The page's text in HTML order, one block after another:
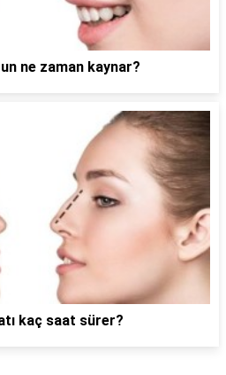
ne zaman kaynar?
kaç saat sürer?